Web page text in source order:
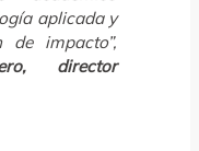
aplicada y
impacto”,
director